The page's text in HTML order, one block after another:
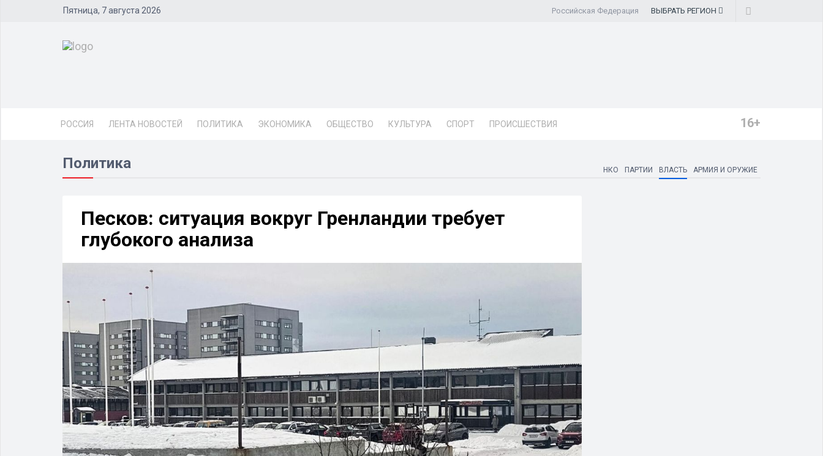
Пятница, 7 августа 2026 Российская Федерация ВЫБРАТЬ РЕГИОН
РОССИЯ ЛЕНТА НОВОСТЕЙ ПОЛИТИКА ЭКОНОМИКА ОБЩЕСТВО КУЛЬТУРА СПОРТ ПРОИСШЕСТВИЯ 16+
Политика НКО ПАРТИИ ВЛАСТЬ АРМИЯ И ОРУЖИЕ
Песков: ситуация вокруг Гренландии требует
глубокого анализа